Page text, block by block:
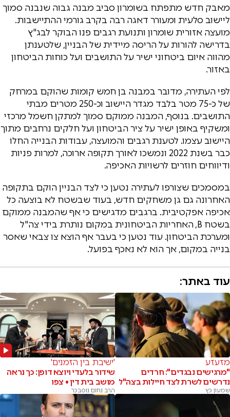
מאבק חדש מתפתח בשומרון סביב מבנה גבוה שנבנה סמוך
ליישוב סלעית ומעורר דאגה רבה בקרב גורמי ההתיישבות.
מועצה אזורית שומרון ותנועת רגבים פנו הבוקר לבג"ץ
בדרישה להורות על הריסה מיידית של הבניין, שלטענתן
מהווה איום ביטחוני ישיר על התושבים ועל כוחות הביטחון
באזור.
לפי העתירה, מדובר במבנה בן חמש קומות שהוקם במרחק
של כ-75 מטר בלבד מגדר היישוב וכ-250 מטרים מבתי
התושבים. בנוסף, המבנה ממוקם סמוך למתקן חשמל מרכזי
ומשקיף באופן ישיר על ציר הביטחון ועל חלקים נרחבים מתוך
היישוב עצמו. לטענת רגבים והמועצה, עבודות הבנייה החלו
כבר בשנת 2022 ונמשכו לאורך תקופה ארוכה, למרות פניות
ודיווחים חוזרים לרשויות האכיפה.
במסמכים שצורפו לעתירה נטען כי לצד הבניין הוקם בתקופה
האחרונה גם גן משחקים חדש, בעוד שבשטח לא בוצעה כל
אכיפה אפקטיבית. ברגבים מדגישים כי אף שהמבנה ממוקם
בשטח B, האחריות הביטחונית במקום נותרת בידי צה"ל
ומערכת הביטחון. עוד נטען כי בעבר אף הוצא צו צבאי שאסר
בנייה במקום, אך הוא לא נאכף בפועל.
עוד באתר:
מזעזע
"מרגישים נבגדים": חרדים
נדרשים לשרת לצד חיילות בצה"ל
שמעון כץ
'ישיבת בין הזמנים'
שידור בלעדי ויוצא דופן: כך נראה
מושב בית דין • צפו
הרב נחום נוסבכר